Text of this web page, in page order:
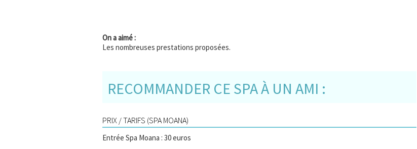
On a aimé :
Les nombreuses prestations proposées.
RECOMMANDER CE SPA À UN AMI :
PRIX / TARIFS (SPA MOANA)
Entrée Spa Moana : 30 euros